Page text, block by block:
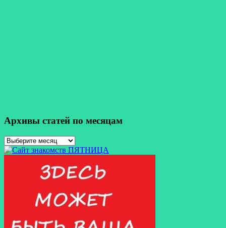
Архивы статей по месяцам
Архивы
статей